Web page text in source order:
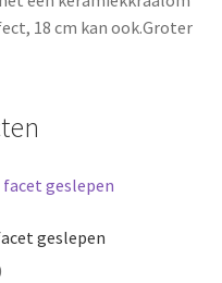
18 cm kan ook.Groter
geslepen